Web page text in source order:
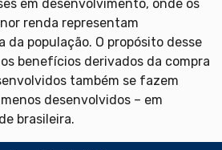
em desenvolvimento, onde os
renda representam
da população. O propósito desse
benefícios derivados da compra
também se fazem
desenvolvidos – em
brasileira.